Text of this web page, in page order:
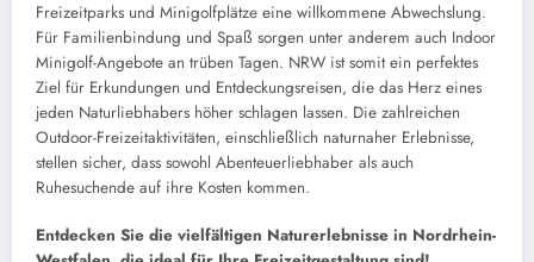
Freizeitparks und Minigolfplätze eine willkommene Abwechslung.
Für Familienbindung und Spaß sorgen unter anderem auch Indoor
Minigolf-Angebote an trüben Tagen. NRW ist somit ein perfektes
Ziel für Erkundungen und Entdeckungsreisen, die das Herz eines
jeden Naturliebhabers höher schlagen lassen. Die zahlreichen
Outdoor-Freizeitaktivitäten, einschließlich naturnaher Erlebnisse,
stellen sicher, dass sowohl Abenteuerliebhaber als auch
Ruhesuchende auf ihre Kosten kommen.
Entdecken Sie die vielfältigen Naturerlebnisse in Nordrhein-